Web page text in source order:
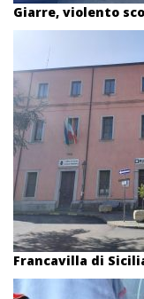
Giarre, violento
Francavilla di